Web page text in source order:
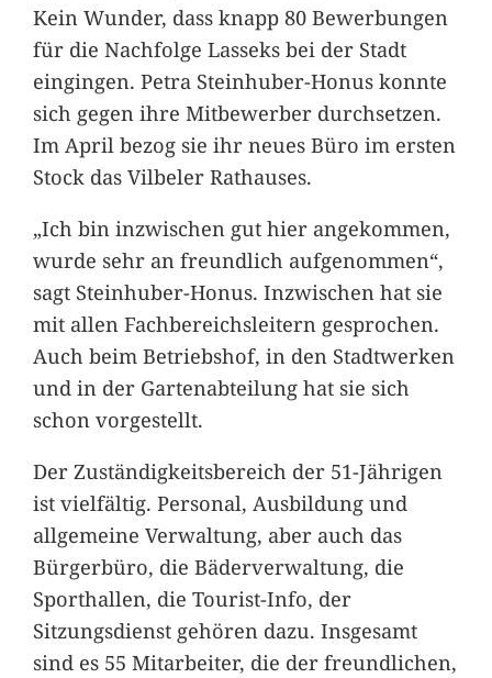
Kein Wunder, dass knapp 80 Bewerbungen
für die Nachfolge Lasseks bei der Stadt
eingingen. Petra Steinhuber-Honus konnte
sich gegen ihre Mitbewerber durchsetzen.
Im April bezog sie ihr neues Büro im ersten
Stock das Vilbeler Rathauses.
„Ich bin inzwischen gut hier angekommen,
wurde sehr an freundlich aufgenommen“,
sagt Steinhuber-Honus. Inzwischen hat sie
mit allen Fachbereichsleitern gesprochen.
Auch beim Betriebshof, in den Stadtwerken
und in der Gartenabteilung hat sie sich
schon vorgestellt.
Der Zuständigkeitsbereich der 51-Jährigen
ist vielfältig. Personal, Ausbildung und
allgemeine Verwaltung, aber auch das
Bürgerbüro, die Bäderverwaltung, die
Sporthallen, die Tourist-Info, der
Sitzungsdienst gehören dazu. Insgesamt
sind es 55 Mitarbeiter, die der freundlichen,